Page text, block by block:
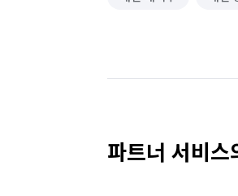
파트너 서비스